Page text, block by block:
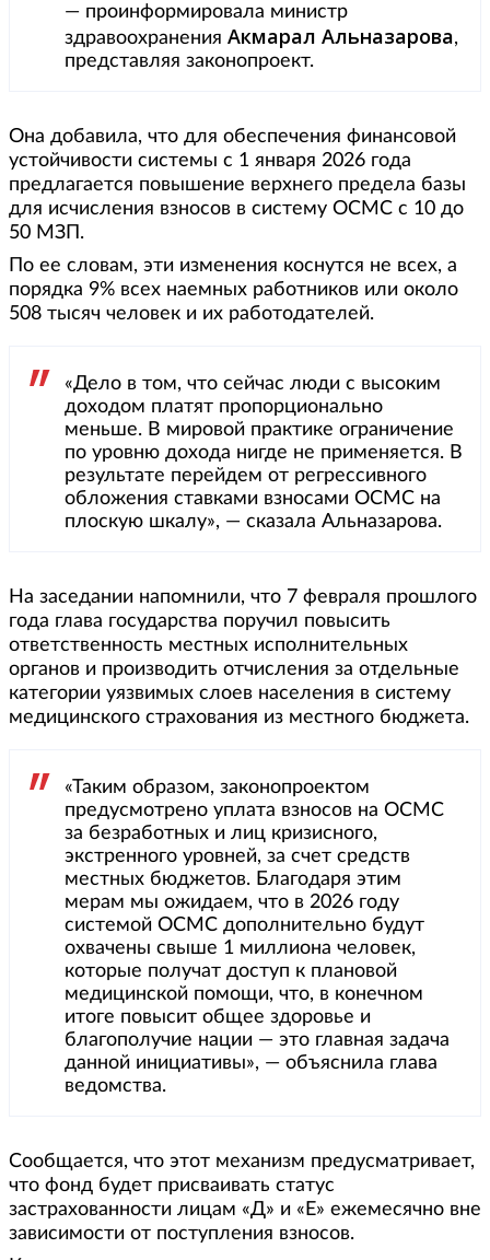
— проинформировала министр
здравоохранения Акмарал Альназарова,
представляя законопроект.
Она добавила, что для обеспечения финансовой
устойчивости системы с 1 января 2026 года
предлагается повышение верхнего предела базы
для исчисления взносов в систему ОСМС с 10 до
50 МЗП.
По ее словам, эти изменения коснутся не всех, а
порядка 9% всех наемных работников или около
508 тысяч человек и их работодателей.
«Дело в том, что сейчас люди с высоким
доходом платят пропорционально
меньше. В мировой практике ограничение
по уровню дохода нигде не применяется. В
результате перейдем от регрессивного
обложения ставками взносами ОСМС на
плоскую шкалу», — сказала Альназарова.
На заседании напомнили, что 7 февраля прошлого
года глава государства поручил повысить
ответственность местных исполнительных
органов и производить отчисления за отдельные
категории уязвимых слоев населения в систему
медицинского страхования из местного бюджета.
«Таким образом, законопроектом
предусмотрено уплата взносов на ОСМС
за безработных и лиц кризисного,
экстренного уровней, за счет средств
местных бюджетов. Благодаря этим
мерам мы ожидаем, что в 2026 году
системой ОСМС дополнительно будут
охвачены свыше 1 миллиона человек,
которые получат доступ к плановой
медицинской помощи, что, в конечном
итоге повысит общее здоровье и
благополучие нации — это главная задача
данной инициативы», — объяснила глава
ведомства.
Сообщается, что этот механизм предусматривает,
что фонд будет присваивать статус
застрахованности лицам «Д» и «Е» ежемесячно вне
зависимости от поступления взносов.